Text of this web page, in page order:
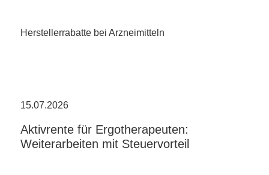
Herstellerrabatte bei Arzneimitteln
15.07.2026
Aktivrente für Ergotherapeuten:
Weiterarbeiten mit Steuervorteil